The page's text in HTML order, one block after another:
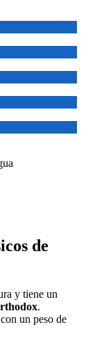
de
y tiene un
.
un peso de